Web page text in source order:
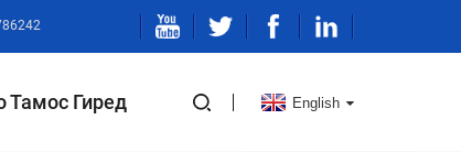
Тамос Гиред English